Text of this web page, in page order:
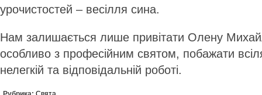
урочистостей – весілля сина.
Нам залишається лише привітати Олену
особливо з професійним святом, побажати
нелегкій та відповідальній роботі.